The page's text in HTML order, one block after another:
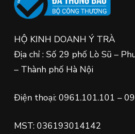
HỘ KINH DOANH Ý TRÀ
Địa chỉ : Số 29 phố Lò Sũ –
– Thành phố Hà Nội
Điện thoại: 0961.101.101 –
MST: 036193014142